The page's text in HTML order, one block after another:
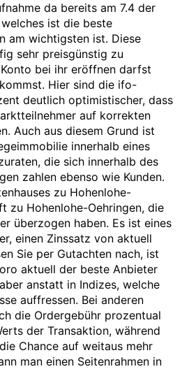
da bereits am 7.4 der
ist die beste
am wichtigsten ist. Diese
sehr preisgünstig zu
bei ihr eröffnen darfst
Hier sind die ifo-
deutlich optimistischer, dass
auf korrekten
Auch aus diesem Grund ist
innerhalb eines
die sich innerhalb des
zahlen ebenso wie Kunden.
zu Hohenlohe-
zu Hohenlohe-Oehringen, die
überzogen haben. Es ist eines
einen Zinssatz von aktuell
Sie per Gutachten nach, ist
aktuell der beste Anbieter
anstatt in Indizes, welche
auffressen. Bei anderen
die Ordergebühr prozentual
der Transaktion, während
Chance auf weitaus mehr
man einen Seitenrahmen in